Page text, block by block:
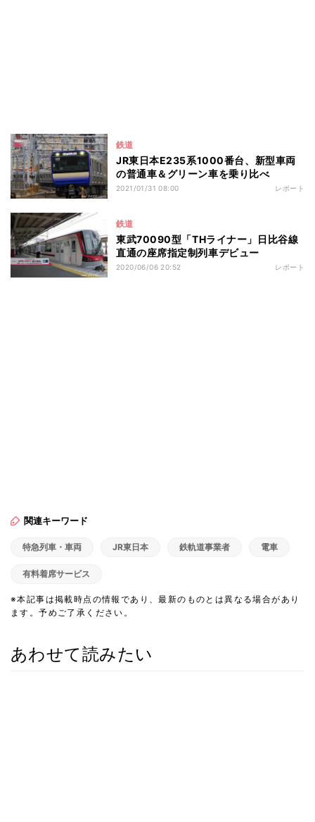
鉄道
JR東日本E235系1000番台、新型車両
の普通車＆グリーン車を乗り比べ
2021/01/31 08:00 レポート
鉄道
東武70090型「THライナー」日比谷線
直通の座席指定制列車デビュー
2020/06/06 20:52 レポート
関連キーワード
特急列車・車両 JR東日本 鉄軌道事業者 電車
有料着席サービス
※本記事は掲載時点の情報であり、最新のものとは異なる場合があり
ます。予めご了承ください。
あわせて読みたい